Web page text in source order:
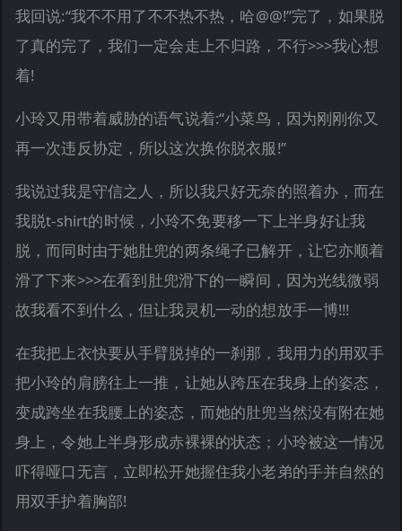
我回说:“我不不用了不不热不热，哈@@!”完了，如果脱
了真的完了，我们一定会走上不归路，不行>>>我心想
着!
小玲又用带着威胁的语气说着:“小菜鸟，因为刚刚你又
再一次违反协定，所以这次换你脱衣服!”
我说过我是守信之人，所以我只好无奈的照着办，而在
我脱t-shirt的时候，小玲不免要移一下上半身好让我
脱，而同时由于她肚兜的两条绳子已解开，让它亦顺着
滑了下来>>>在看到肚兜滑下的一瞬间，因为光线微弱
故我看不到什么，但让我灵机一动的想放手一博!!!
在我把上衣快要从手臂脱掉的一刹那，我用力的用双手
把小玲的肩膀往上一推，让她从跨压在我身上的姿态，
变成跨坐在我腰上的姿态，而她的肚兜当然没有附在她
身上，令她上半身形成赤裸裸的状态；小玲被这一情况
吓得哑口无言，立即松开她握住我小老弟的手并自然的
用双手护着胸部!